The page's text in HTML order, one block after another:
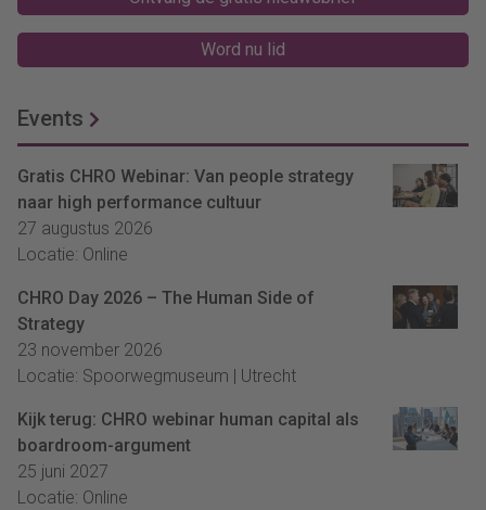
Word nu lid
Events
Gratis CHRO Webinar: Van people strategy
naar high performance cultuur
27 augustus 2026
Locatie: Online
CHRO Day 2026 – The Human Side of
Strategy
23 november 2026
Locatie: Spoorwegmuseum | Utrecht
Kijk terug: CHRO webinar human capital als
boardroom-argument
25 juni 2027
Locatie: Online